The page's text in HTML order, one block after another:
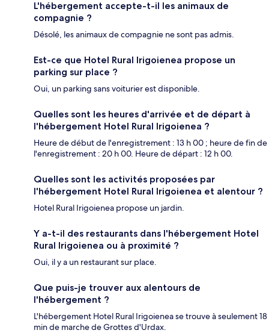
L'hébergement accepte-t-il les animaux de
compagnie ?
Désolé, les animaux de compagnie ne sont pas admis.
Est-ce que Hotel Rural Irigoienea propose un
parking sur place ?
Oui, un parking sans voiturier est disponible.
Quelles sont les heures d'arrivée et de départ à
l'hébergement Hotel Rural Irigoienea ?
Heure de début de l'enregistrement : 13 h 00 ; heure de fin de
l'enregistrement : 20 h 00. Heure de départ : 12 h 00.
Quelles sont les activités proposées par
l'hébergement Hotel Rural Irigoienea et alentour ?
Hotel Rural Irigoienea propose un jardin.
Y a-t-il des restaurants dans l'hébergement Hotel
Rural Irigoienea ou à proximité ?
Oui, il y a un restaurant sur place.
Que puis-je trouver aux alentours de
l'hébergement ?
L'hébergement Hotel Rural Irigoienea se trouve à seulement 18
min de marche de Grottes d'Urdax.